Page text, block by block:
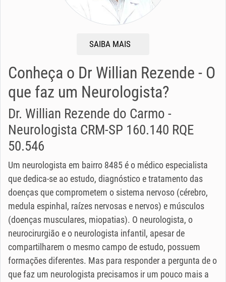
SAIBA MAIS
Conheça o Dr Willian Rezende - O
que faz um Neurologista?
Dr. Willian Rezende do Carmo -
Neurologista CRM-SP 160.140 RQE
50.546
Um neurologista em bairro 8485 é o médico especialista
que dedica-se ao estudo, diagnóstico e tratamento das
doenças que comprometem o sistema nervoso (cérebro,
medula espinhal, raízes nervosas e nervos) e músculos
(doenças musculares, miopatias). O neurologista, o
neurocirurgião e o neurologista infantil, apesar de
compartilharem o mesmo campo de estudo, possuem
formações diferentes. Mas para responder a pergunta de o
que faz um neurologista precisamos ir um pouco mais a